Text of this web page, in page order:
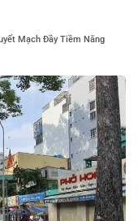
Mạch Đầy Tiềm Năng